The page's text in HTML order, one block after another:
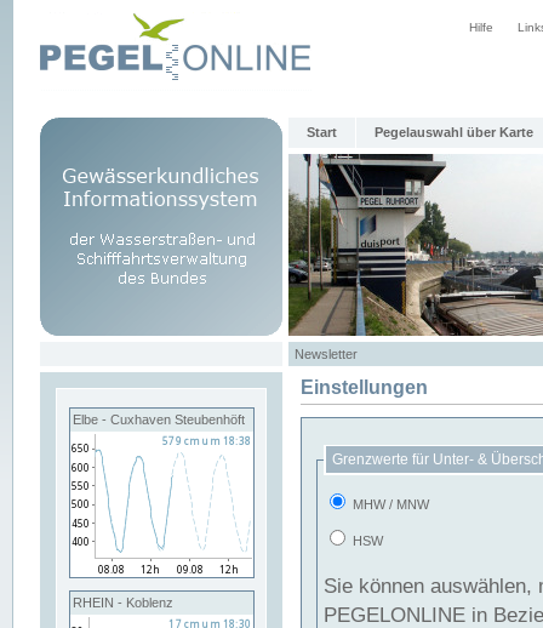
Hilfe
Start Pegelauswahl über Karte
Newsletter
Elbe - Cuxhaven Steubenhöft
RHEIN - Koblenz
Einstellungen
Grenzwerte für Unter- &
MHW / MNW
HSW
Sie können
PEGELONLINE in Beziehung